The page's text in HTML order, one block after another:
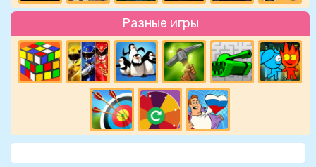
Разные игры